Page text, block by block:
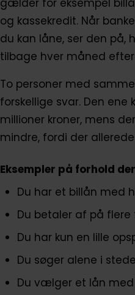
gælder for eksempel
og kassekredit. Når
du kan låne, ser den på,
tilbage hver måned
To personer med
forskellige svar. Den ene
millioner kroner, mens
mindre, fordi der
Eksempler på forhold
Du har et billån med
Du betaler af på flere
Du har kun en lille
Du søger alene i
Du vælger et lån